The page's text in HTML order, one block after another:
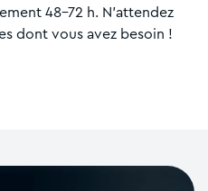
48-72 h. N'attendez
dont vous avez besoin !